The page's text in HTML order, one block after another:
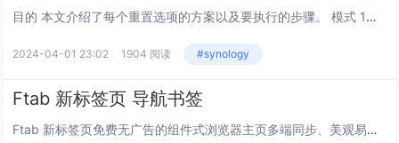
目的 本文介绍了每个重置选项的方案以及要执行的步骤。 模式 1：将管理员登录凭据和网络设置重置为默认值 如果您忘记了密码、要将Synology NAS移动到其他网络环境或需要分配新的IP地址，请使用此模式。...
2024-04-01 23:02 1904 阅读 #synology
Ftab 新标签页 导航书签
Ftab 新标签页免费无广告的组件式浏览器主页多端同步、美观易用的在线导航和新标签页工具， 帮助您高效管理网页和应用，更有便携好玩的小组件供您使用，提升在线体验。让功能更简洁这是一款集导航与笔记功能于一体的书签管理工具，希望帮助你不惧遗忘...